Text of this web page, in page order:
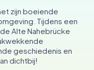
zijn boeiende
Tijdens een
Alte Nahebrücke
geschiedenis en
dichtbij!